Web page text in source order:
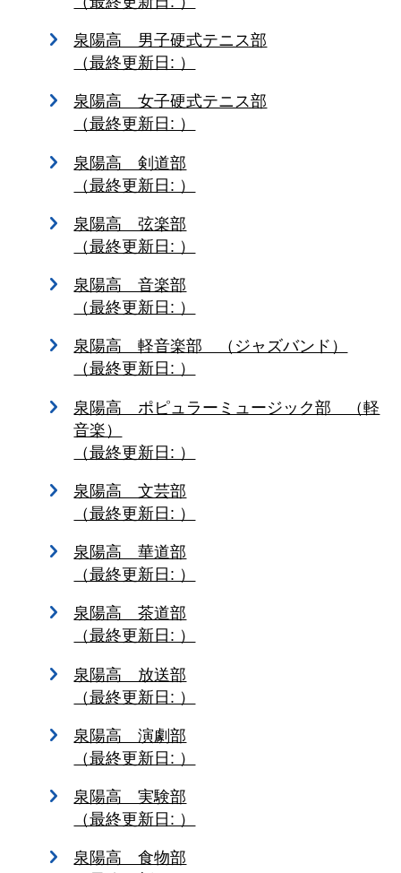
泉陽高 男子硬式テニス部
（最終更新日: ）
泉陽高 女子硬式テニス部
（最終更新日: ）
泉陽高 剣道部
（最終更新日: ）
泉陽高 弦楽部
（最終更新日: ）
泉陽高 音楽部
（最終更新日: ）
泉陽高 軽音楽部 （ジャズバンド）
（最終更新日: ）
泉陽高 ポピュラーミュージック部 （軽
音楽）
（最終更新日: ）
泉陽高 文芸部
（最終更新日: ）
泉陽高 華道部
（最終更新日: ）
泉陽高 茶道部
（最終更新日: ）
泉陽高 放送部
（最終更新日: ）
泉陽高 演劇部
（最終更新日: ）
泉陽高 実験部
（最終更新日: ）
泉陽高 食物部